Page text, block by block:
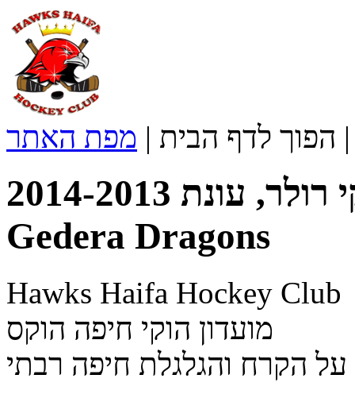
הפוך לדף הבית | מפת האתר
הוקי רולר, עונת 2014-2013 | Rishon Legion -
Gedera Dragons
Hawks Haifa Hockey Club
מועדון הוקי חיפה הוקס
הקרח והגלגלת חיפה רבתי